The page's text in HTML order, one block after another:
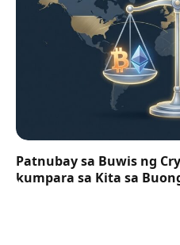
Patnubay sa Buwis ng
kumpara sa Kita sa